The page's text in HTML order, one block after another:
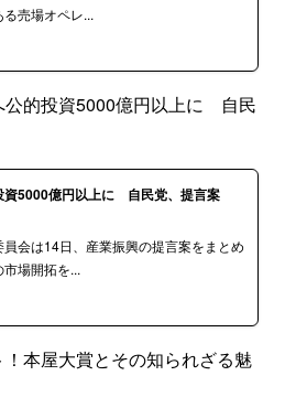
売場オペレ...
公的投資5000億円以上に 自民
資5000億円以上に 自民党、提言案
会は14日、産業振興の提言案をまとめ
場開拓を...
本屋大賞とその知られざる魅